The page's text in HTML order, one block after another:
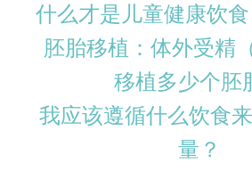
什么才是儿童健康饮食
胚胎移植：体外受精
移植多少个胚
我应该遵循什么饮食
量？